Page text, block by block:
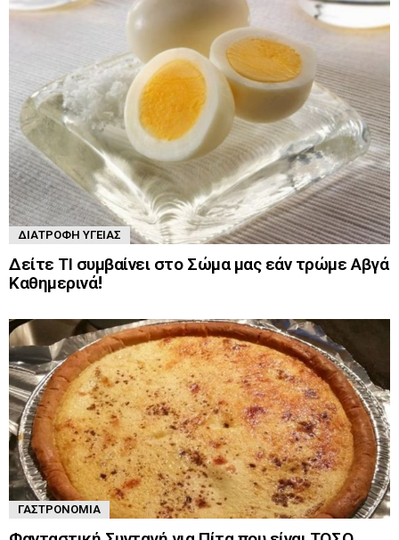
ΔΙΑΤΡΟΦΉ ΥΓΕΊΑΣ
Δείτε ΤΙ συμβαίνει στο Σώμα μας εάν τρώμε Αβγά
Καθημερινά!
ΓΑΣΤΡΟΝΟΜΊΑ